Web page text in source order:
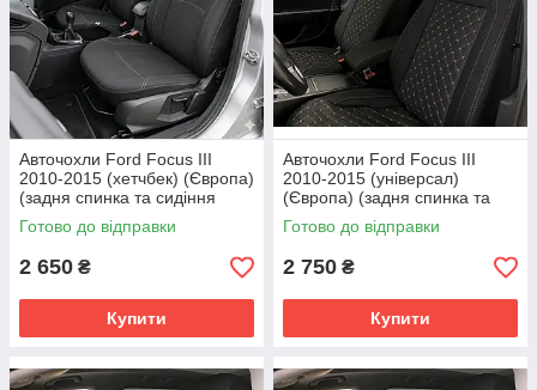
Авточохли Ford Focus III
2010-2015 (хетчбек) (Європа)
(задня спинка та сидіння
роздільні) Nika
Готово до відправки
2 650 ₴
Купити
Авточохли Ford Focus III
2010-2015 (універсал)
(Європа) (задня спинка та
сидіння роздільні) Nika
Готово до відправки
2 750 ₴
Купити